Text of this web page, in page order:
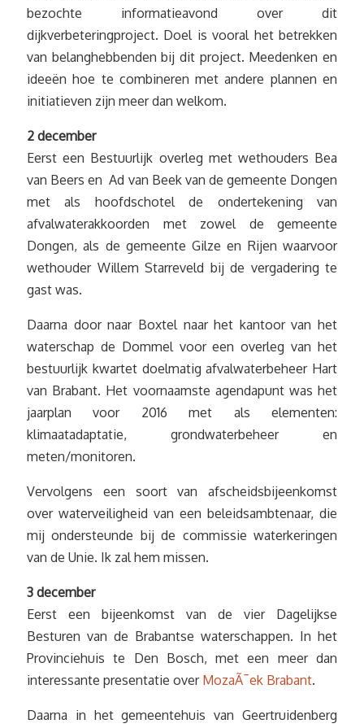
bezochte informatieavond over dit
dijkverbeteringproject. Doel is vooral het betrekken
van belanghebbenden bij dit project. Meedenken en
ideeën hoe te combineren met andere plannen en
initiatieven zijn meer dan welkom.
2 december
Eerst een Bestuurlijk overleg met wethouders Bea
van Beers en Ad van Beek van de gemeente Dongen
met als hoofdschotel de ondertekening van
afvalwaterakkoorden met zowel de gemeente
Dongen, als de gemeente Gilze en Rijen waarvoor
wethouder Willem Starreveld bij de vergadering te
gast was.
Daarna door naar Boxtel naar het kantoor van het
waterschap de Dommel voor een overleg van het
bestuurlijk kwartet doelmatig afvalwaterbeheer Hart
van Brabant. Het voornaamste agendapunt was het
jaarplan voor 2016 met als elementen:
klimaatadaptatie, grondwaterbeheer en
meten/monitoren.
Vervolgens een soort van afscheidsbijeenkomst
over waterveiligheid van een beleidsambtenaar, die
mij ondersteunde bij de commissie waterkeringen
van de Unie. Ik zal hem missen.
3 december
Eerst een bijeenkomst van de vier Dagelijkse
Besturen van de Brabantse waterschappen. In het
Provinciehuis te Den Bosch, met een meer dan
interessante presentatie over MozaÃ¯ek Brabant.
Daarna in het gemeentehuis van Geertruidenberg